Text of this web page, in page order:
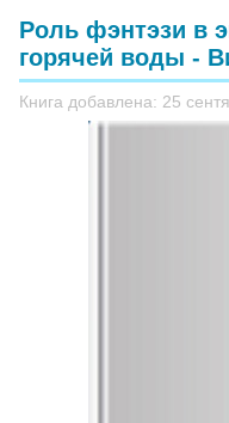
Роль фэнтэзи в
горячей воды -
Книга добавлена: 25